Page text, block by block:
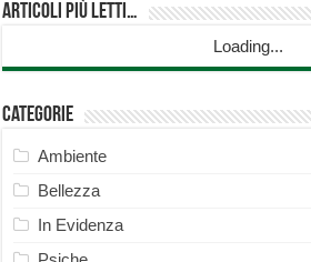
Articoli più Letti…
Loading...
Categorie
Ambiente
Bellezza
In Evidenza